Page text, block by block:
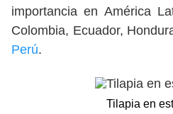
importancia en América
Colombia, Ecuador,
Perú.
Tilapia en